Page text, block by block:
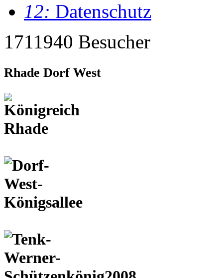
12: Datenschutz
1711940 Besucher
Rhade Dorf West